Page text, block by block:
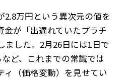
2.8万円という異次元の値を
金が「出遅れていたプラチ
ました。2月26日には1日で
ど、これまでの常識では
ィ（価格変動）を見せてい